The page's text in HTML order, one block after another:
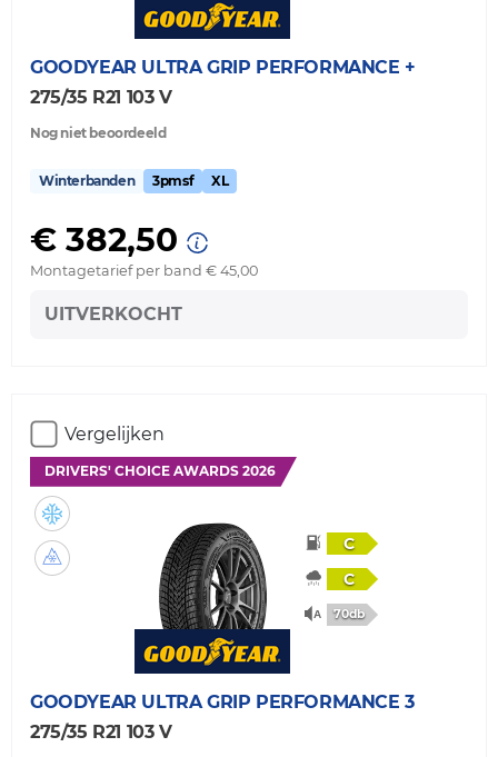
GOODYEAR ULTRA GRIP PERFORMANCE +
275/35 R21 103 V
Nog niet beoordeeld
Winterbanden 3pmsf XL
€ 382,50
Montagetarief per band € 45,00
UITVERKOCHT
Vergelijken
DRIVERS' CHOICE AWARDS 2026
C
C
70db
GOODYEAR ULTRA GRIP PERFORMANCE 3
275/35 R21 103 V